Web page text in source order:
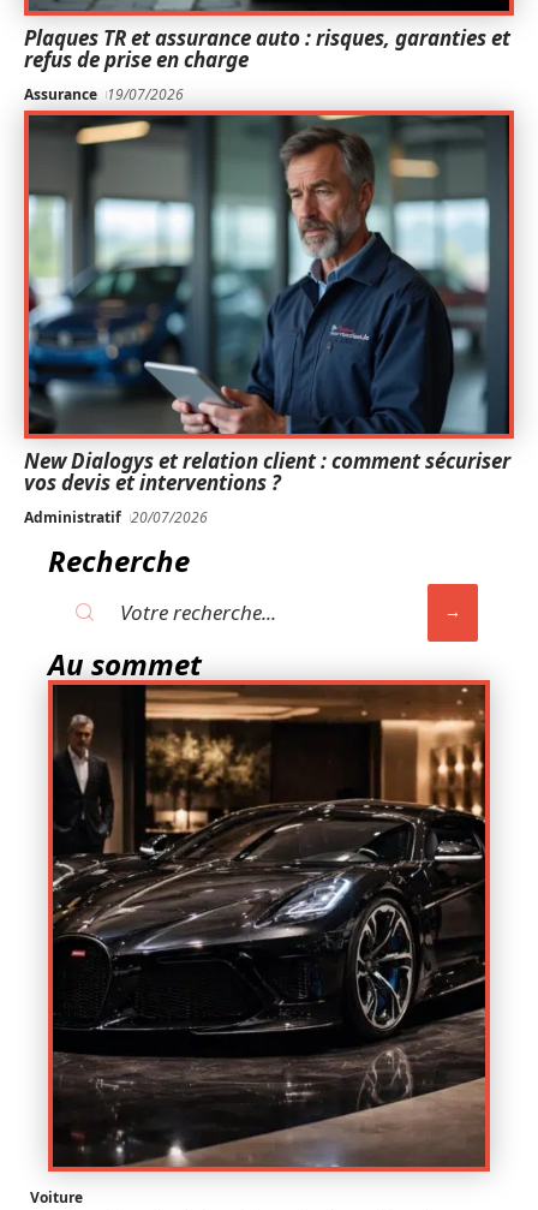
Plaques TR et assurance auto : risques, garanties et
refus de prise en charge
Assurance 19/07/2026
New Dialogys et relation client : comment sécuriser
vos devis et interventions ?
Administratif 20/07/2026
Recherche
Au sommet
Voiture